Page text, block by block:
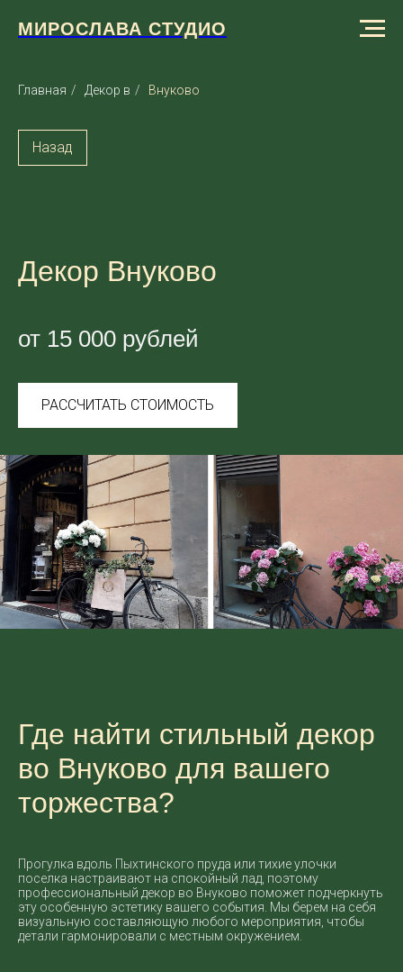
МИРОСЛАВА СТУДИО
Главная / Декор в / Внуково
Назад
Декор Внуково
от 15 000 рублей
РАССЧИТАТЬ СТОИМОСТЬ
Где найти стильный декор
во Внуково для вашего
торжества?
Прогулка вдоль Пыхтинского пруда или тихие улочки
поселка настраивают на спокойный лад, поэтому
профессиональный декор во Внуково поможет подчеркнуть
эту особенную эстетику вашего события. Мы берем на себя
визуальную составляющую любого мероприятия, чтобы
детали гармонировали с местным окружением.